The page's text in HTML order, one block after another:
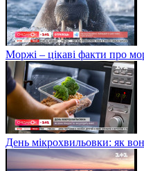
Моржі – цікаві факти про
День мікрохвильовки: як